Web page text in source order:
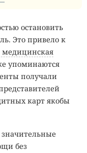
остановить
Это привело к
медицинская
упоминаются
получали
карт якобы
без